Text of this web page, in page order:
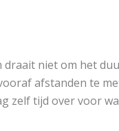
draait niet om het
afstanden te
zelf tijd over voor